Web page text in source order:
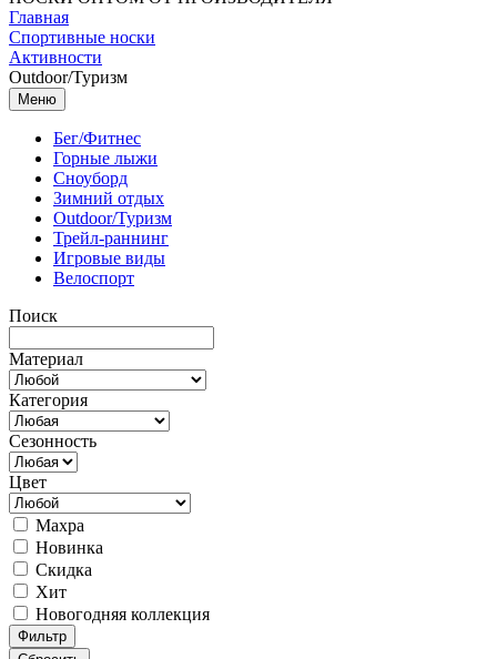
Главная
Спортивные носки
Активности
Outdoor/Туризм
Меню
Бег/Фитнес
Горные лыжи
Сноуборд
Зимний отдых
Outdoor/Туризм
Трейл-раннинг
Игровые виды
Велоспорт
Поиск
Материал
Категория
Сезонность
Цвет
Махра
Новинка
Скидка
Хит
Новогодняя коллекция
Фильтр